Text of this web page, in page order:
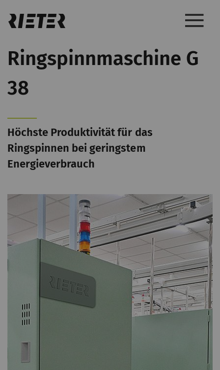
Ringspinnmaschine G
38
Höchste Produktivität für das
Ringspinnen bei geringstem
Energieverbrauch